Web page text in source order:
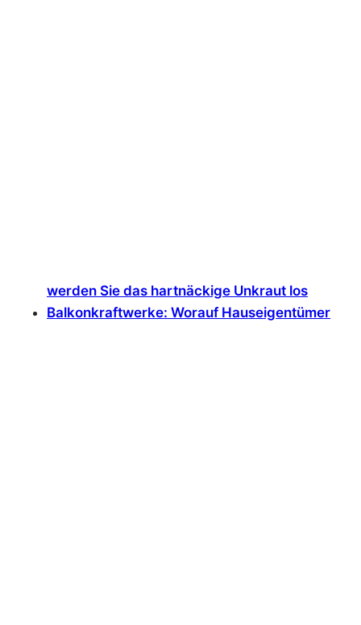
werden Sie das hartnäckige Unkraut los
Balkonkraftwerke: Worauf Hauseigentümer